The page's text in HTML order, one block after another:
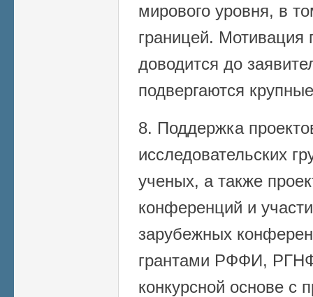
мирового уровня, в
границей.
доводится до
подвергаются
8. Поддержка
исследовательских
ученых, а также
конференций и
зарубежных
грантами РФФИ,
конкурсной основе с